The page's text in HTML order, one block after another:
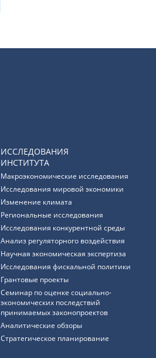
ИССЛЕДОВАНИЯ
ИНСТИТУТА
Макроэкономические исследования
Исследования мировой экономики
Изменение климата
Региональные исследования
Исследования конкурентной среды
Анализ регуляторного воздействия
Научная экономическая экспертиза
Исследования фискальной политики
Грантовые проекты
Семинар по оценке социально-
экономических последствий
принимаемых законопроектов
Аналитические обзоры
Стратегическое планирование